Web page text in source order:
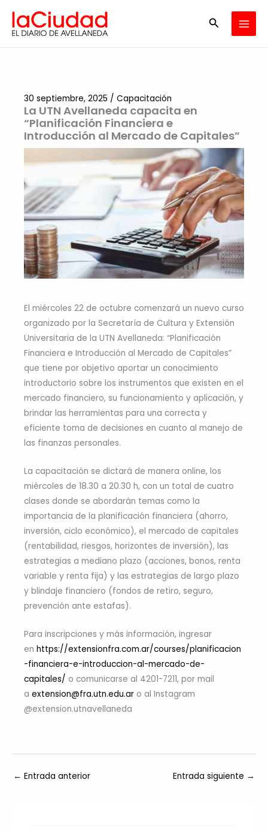
contenido
Buscar
La UTN Avellaneda capacita en
“Planificación Financiera e
Introducción al Mercado de Capitales”
30 septiembre, 2025 / Capacitación
El miércoles 22 de octubre comenzará un nuevo curso
organizado por la Secretaría de Cultura y Extensión
Universitaria de la UTN Avellaneda: “Planificación
Financiera e Introducción al Mercado de Capitales”
que tiene por objetivo aportar un conocimiento
introductorio sobre los instrumentos que existen en el
mercado financiero, su funcionamiento y aplicación, y
brindar las herramientas para una correcta y
eficiente toma de decisiones en cuanto al manejo de
las finanzas personales.
La capacitación se dictará de manera online, los
miércoles de 18.30 a 20.30 h, con un total de cuatro
clases donde se abordarán temas como la
importancia de la planificación financiera (ahorro,
inversión, ciclo económico), el mercado de capitales
(rentabilidad, riesgos, horizontes de inversión), las
estrategias a mediano plazo (acciones, bonos, renta
variable y renta fija) y las estrategias de largo plazo
y blindaje financiero (fondos de retiro, seguro,
prevención ante estafas).
Para inscripciones y más información, ingresar
en https://extensionfra.com.ar/courses/planificacion
-financiera-e-introduccion-al-mercado-de-
capitales/ o comunicarse al 4201-7211, por mail
a extension@fra.utn.edu.ar o al Instagram
@extension.utnavellaneda
← Entrada anterior Entrada siguiente →